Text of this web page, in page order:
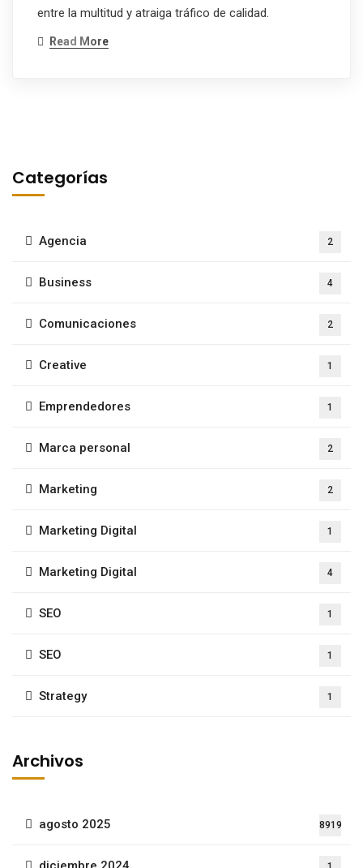
entre la multitud y atraiga tráfico de calidad.
Read More
Categorías
Agencia 2
Business 4
Comunicaciones 2
Creative 1
Emprendedores 1
Marca personal 2
Marketing 2
Marketing Digital 1
Marketing Digital 4
SEO 1
SEO 1
Strategy 1
Archivos
agosto 2025 8919